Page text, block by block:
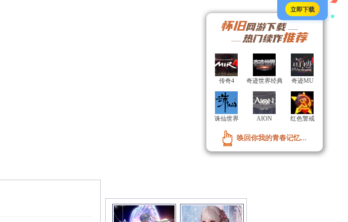
传奇4 奇迹世界经典 奇迹MU
诛仙世界 AION 红色警戒
唤回你我的青春记忆...
传奇4 奇迹世界经典 奇迹MU
诛仙世界 AION 红色警戒
唤回你我的青春记忆...
立即下载